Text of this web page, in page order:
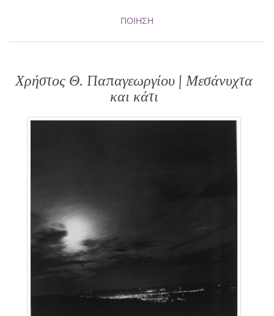
ΠΟΊΗΣΗ
Χρήστος Θ. Παπαγεωργίου | Μεσάνυχτα
και κάτι